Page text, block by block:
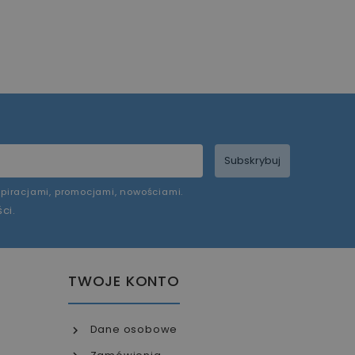
Subskrybuj
promocjami, nowościami.
.
TWOJE KONTO
Dane osobowe